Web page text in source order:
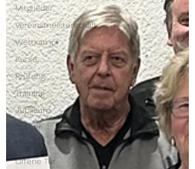
Mitglieder
Vereinsmeisterschaft
Wettkampf
Kurse
Prüfung
Training
Jubiläum
Trainer
Offene Tür